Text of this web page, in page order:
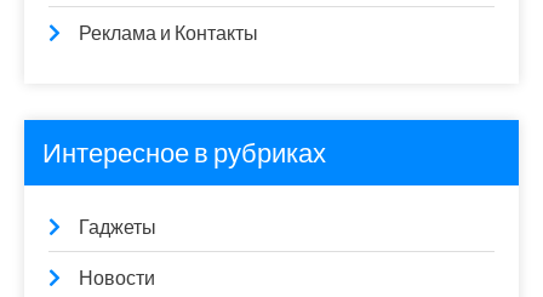
Реклама и Контакты
Интересное в рубриках
Гаджеты
Новости